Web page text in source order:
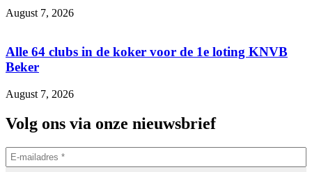
August 7, 2026
Alle 64 clubs in de koker voor de 1e loting KNVB
Beker
August 7, 2026
Volg ons via onze nieuwsbrief